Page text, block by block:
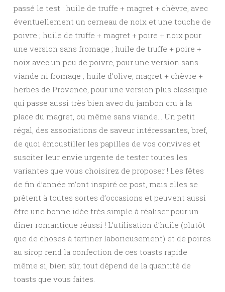
passé le test : huile de truffe + magret + chèvre, avec
éventuellement un cerneau de noix et une touche de
poivre ; huile de truffe + magret + poire + noix pour
une version sans fromage ; huile de truffe + poire +
noix avec un peu de poivre, pour une version sans
viande ni fromage ; huile d’olive, magret + chèvre +
herbes de Provence, pour une version plus classique
qui passe aussi très bien avec du jambon cru à la
place du magret, ou même sans viande… Un petit
régal, des associations de saveur intéressantes, bref,
de quoi émoustiller les papilles de vos convives et
susciter leur envie urgente de tester toutes les
variantes que vous choisirez de proposer ! Les fêtes
de fin d’année m’ont inspiré ce post, mais elles se
prêtent à toutes sortes d’occasions et peuvent aussi
être une bonne idée très simple à réaliser pour un
dîner romantique réussi ! L’utilisation d’huile (plutôt
que de choses à tartiner laborieusement) et de poires
au sirop rend la confection de ces toasts rapide
même si, bien sûr, tout dépend de la quantité de
toasts que vous faites.